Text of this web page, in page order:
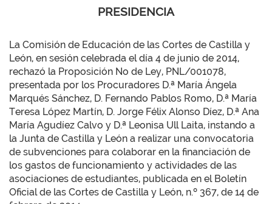
PRESIDENCIA
La Comisión de Educación de las Cortes de Castilla y
León, en sesión celebrada el día 4 de junio de 2014,
rechazó la Proposición No de Ley, PNL/001078,
presentada por los Procuradores D.ª María Ángela
Marqués Sánchez, D. Fernando Pablos Romo, D.ª María
Teresa López Martín, D. Jorge Félix Alonso Díez, D.ª Ana
María Agudíez Calvo y D.ª Leonisa Ull Laita, instando a
la Junta de Castilla y León a realizar una convocatoria
de subvenciones para colaborar en la financiación de
los gastos de funcionamiento y actividades de las
asociaciones de estudiantes, publicada en el Boletín
Oficial de las Cortes de Castilla y León, n.º 367, de 14 de